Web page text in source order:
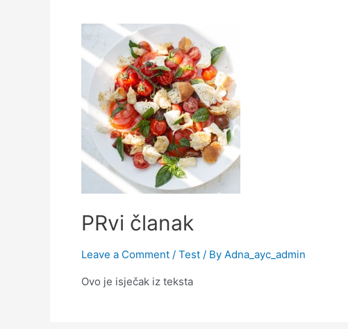
PRvi članak
Leave a Comment / Test / By Adna_ayc_admin
Ovo je isječak iz teksta